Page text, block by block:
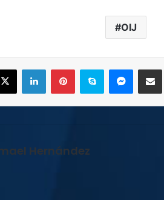
OIJ
X LinkedInPinterestSkype
Hernández